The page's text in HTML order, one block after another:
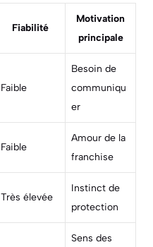
Fiabilité
Motivation
principale
Faible
Besoin de
communiqu
er
Faible
Amour de la
franchise
Très élevée
Instinct de
protection
Sens des